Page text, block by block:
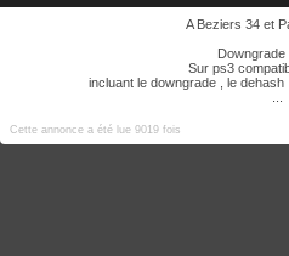
A Beziers 34 et
Downgrade
Sur ps3
incluant le downgrade , le
Cette annonce a été lue 9019 fois